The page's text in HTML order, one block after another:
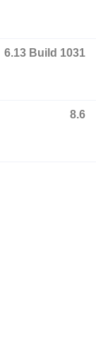
6.13 Build 1031
8.6